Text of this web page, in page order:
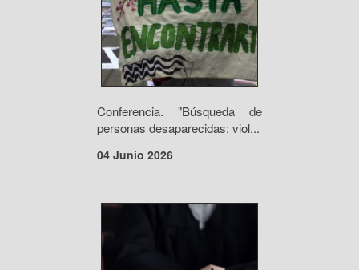
Conferencia. "Búsqueda de
personas desaparecidas: viol...
04 Junio 2026